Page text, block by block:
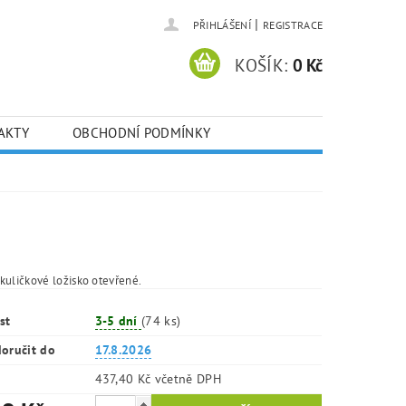
PŘIHLÁŠENÍ | REGISTRACE
KOŠÍK: 0 Kč
OBCHODNÍ PODMÍNKY
ložisko otevřené.
3-5 dní(74 ks)
do
17.8.2026
437,40 Kč včetně DPH